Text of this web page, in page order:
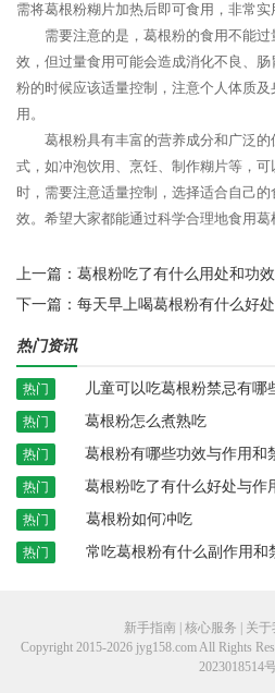
需将葛根粉糊片加热后即可食用，非常实
需要注意的是，葛根粉的食用不能
效，但过量食用可能会造成消化不良、
粉的时候应该适量控制，注意个人体质
用。
葛根粉具有丰富的营养成分和广泛
式，如冲泡饮用、烹饪、制作糊片等，
时，需要注意适量控制，选择适合自己
效。希望大家都能通过科学合理地食用葛
上一篇： 葛根粉吃了有什么用处和功效
下一篇： 每天早上喝葛根粉有什么好处
热门资讯
热门 儿童可以吃葛根粉禁忌有哪
热门 葛根粉怎么煮熟吃
热门 葛根粉有哪些功效与作用和
热门 葛根粉吃了有什么好处与作
热门 葛根粉如何冲吃
热门 常吃葛根粉有什么副作用和
新手指南 | 核心服务 | 关于
Copyright 2015-2026 jyg158.com All Rights
2023018514